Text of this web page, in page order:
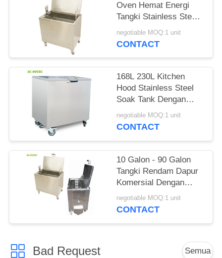
PRIVACY
POLICY
Oven Hemat Energi
Tangki Stainless Steel
304 Untuk
Membersihkan Dapur
negotiable MOQ:1 unit
CONTACT
168L 230L Kitchen
Hood Stainless Steel
Soak Tank Dengan
Roda Kastor yang
Dapat Dikunci
negotiable MOQ:1 unit
CONTACT
10 Galon - 90 Galon
Tangki Rendam Dapur
Komersial Dengan
Roda Kastor yang
Dapat Dikunci
negotiable MOQ:1 unit
CONTACT
Bad Request Semua